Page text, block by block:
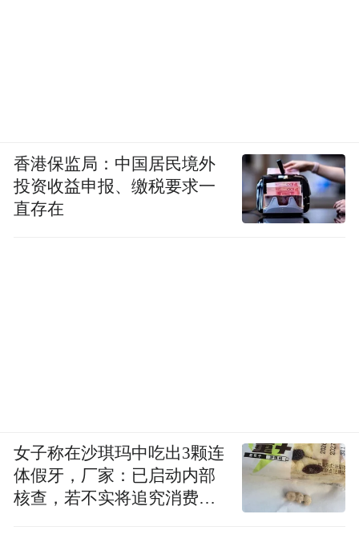
香港保监局：中国居民境外
投资收益申报、缴税要求一
直存在
女子称在沙琪玛中吃出3颗连
体假牙，厂家：已启动内部
核查，若不实将追究消费者